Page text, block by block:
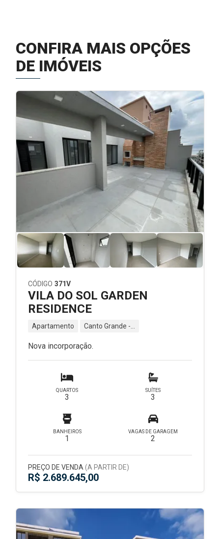
CONFIRA MAIS OPÇÕES
DE IMÓVEIS
CÓDIGO 371V
VILA DO SOL GARDEN
RESIDENCE
Apartamento
Nova incorporação.
QUARTOS
3
SUÍTES
3
BANHEIROS
1
VAGAS DE GARAGEM
2
PREÇO DE VENDA (A PARTIR DE)
R$ 2.689.645,00